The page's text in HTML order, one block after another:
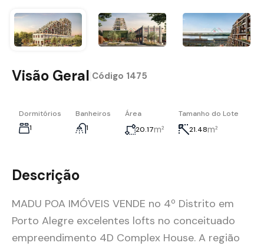
Visão Geral Código 1475
Dormitórios
1
Banheiros
1
Área
20.17m²
Tamanho do Lote
21.48m²
Descrição
MADU POA IMÓVEIS VENDE no 4º Distrito em
Porto Alegre excelentes lofts no conceituado
empreendimento 4D Complex House. A região